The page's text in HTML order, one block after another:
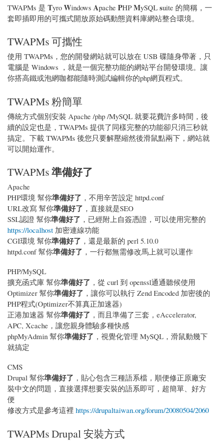
TWAPMs 是 Tyro Windows Apache PHP MySQL suite 的簡稱，一
套即插即用的可攜式開放原始碼動態資料庫網站整合環境。
TWAPMs 可攜性
使用 TWAPMs，您的開發網站就可以放在 USB 碟隨身帶著，只
電腦是 Windows ，就是一個完整功能的網站平台開發環境。讓
你搭高鐵或泡網咖都能隨時測試編輯你的php網頁程式。
TWAPMs 粉簡單
傳統方式個別安裝 Apache /php /MySQL 就要花費許多時間，後
續的設定也是，TWAPMs 提供了同樣完整的功能卻只消三秒就
搞定。下載 TWAPMs 後您只要解壓縮然後滑鼠點兩下，網站就
可以開始運作。
TWAPMs準備好了
Apache
PHP環境 幫你準備好了 ，不用辛苦設定 httpd.conf
URL改寫 幫你準備好了 ，直接就是SEO
SSL認證 幫你準備好了 ，已經附上自簽憑證，可以使用完整的
https://localhost 加密連線功能
CGI環境 幫你準備好了 ，還是最新的 perl 5.10.0
httpd.conf 幫你準備好了 ，一行都無需修改馬上就可以運作
PHP/MySQL
擴充函式庫 幫你準備好了 ，從 curl 到 openssl通通聽候使用
Optimizer 幫你準備好了 ，讓你可以執行 Zend Encoded 加密後的
PHP程式(Optimizer不算真正加速器)
正港加速器 幫你準備好了 ，而且準備了三套，eAccelerator,
APC, Xcache，讓您親身體驗多種快感
phpMyAdmin 幫你準備好了 ，視覺化管理 MySQL，滑鼠動幾下
就搞定
CMS
Drupal 幫你準備好了 ，貼心包含三種語系檔，順便修正原廠安
裝中文的問題，直接選擇想要安裝的語系即可，超簡單、好方
便
修改方式是參考這裡 https://drupaltaiwan.org/forum/20080504/2060
TWAPMs Drupal 安裝方式